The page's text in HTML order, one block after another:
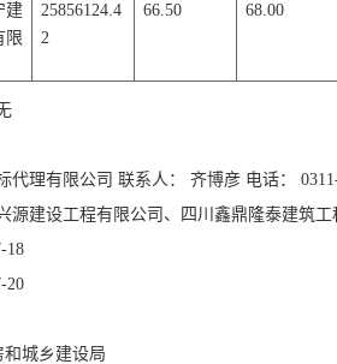
建
限
25856124.4
2
66.50 68.00
代理有限公司 联系人： 齐博彦 电话：
源建设工程有限公司、四川鑫鼎隆泰建筑
18
20
和城乡建设局